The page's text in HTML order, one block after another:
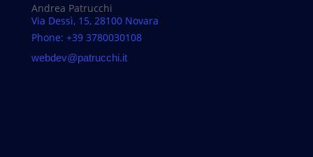
Andrea Patrucchi
Via Dessì, 15, 28100 Novara
Phone: +39 3780030108
webdev@patrucchi.it